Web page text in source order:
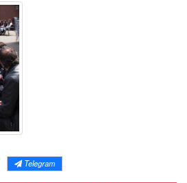
Telegram